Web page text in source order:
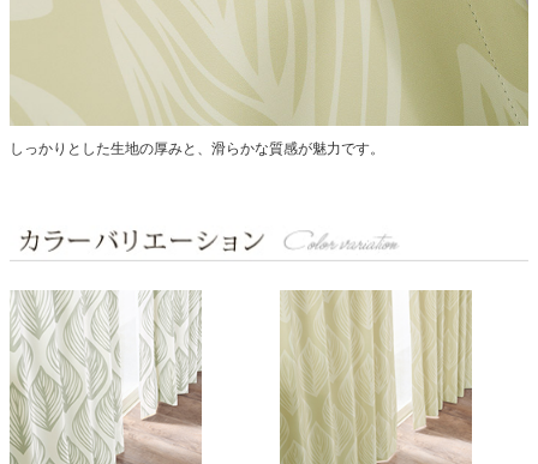
しっかりとした生地の厚みと、滑らかな質感が魅力です。